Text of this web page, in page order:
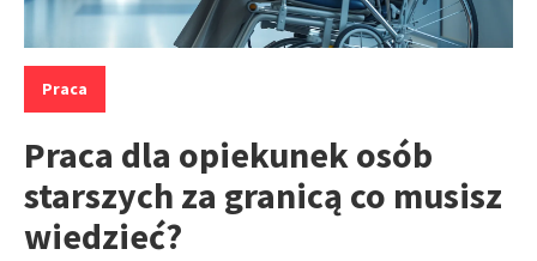
Kategorie:
Praca
Praca dla opiekunek osób
starszych za granicą co musisz
wiedzieć?